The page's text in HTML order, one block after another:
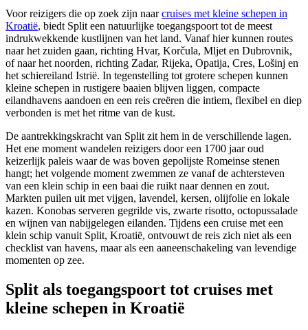
Voor reizigers die op zoek zijn naarcruises met kleine schepen in
Kroatië, biedt Split een natuurlijke toegangspoort tot de meest
indrukwekkende kustlijnen van het land. Vanaf hier kunnen routes
naar het zuiden gaan, richting Hvar, Korčula, Mljet en Dubrovnik,
of naar het noorden, richting Zadar, Rijeka, Opatija, Cres, Lošinj en
het schiereiland Istrië. In tegenstelling tot grotere schepen kunnen
kleine schepen in rustigere baaien blijven liggen, compacte
eilandhavens aandoen en een reis creëren die intiem, flexibel en diep
verbonden is met het ritme van de kust.
De aantrekkingskracht van Split zit hem in de verschillende lagen.
Het ene moment wandelen reizigers door een 1700 jaar oud
keizerlijk paleis waar de was boven gepolijste Romeinse stenen
hangt; het volgende moment zwemmen ze vanaf de achtersteven
van een klein schip in een baai die ruikt naar dennen en zout.
Markten puilen uit met vijgen, lavendel, kersen, olijfolie en lokale
kazen. Konobas serveren gegrilde vis, zwarte risotto, octopussalade
en wijnen van nabijgelegen eilanden. Tijdens een cruise met een
klein schip vanuit Split, Kroatië, ontvouwt de reis zich niet als een
checklist van havens, maar als een aaneenschakeling van levendige
momenten op zee.
Split als toegangspoort tot cruises met
kleine schepen in Kroatië